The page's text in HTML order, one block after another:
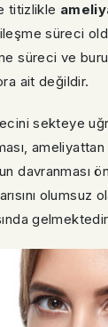
titizlikle
süreci
süreci ve
ait değildir.
sekteye
davranması
olumsuz